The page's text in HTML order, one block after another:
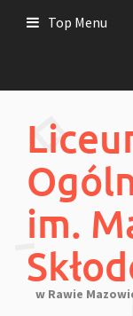
Top Menu
im.
w Rawie